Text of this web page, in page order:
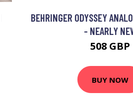
BEHRINGER ODYSSEY
- NEARLY
508 GBP
BUY NOW